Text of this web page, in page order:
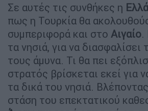
Σε αυτές τις συνθήκες η
πως η Τουρκία θα
συμπεριφορά και στο Αιγαίο.
τα νησιά, για να διασφαλίσει
τους άμυνα. Τι θα πει
στρατός βρίσκεται εκεί για
τα δικά του νησιά.
στάση του επεκτατικού